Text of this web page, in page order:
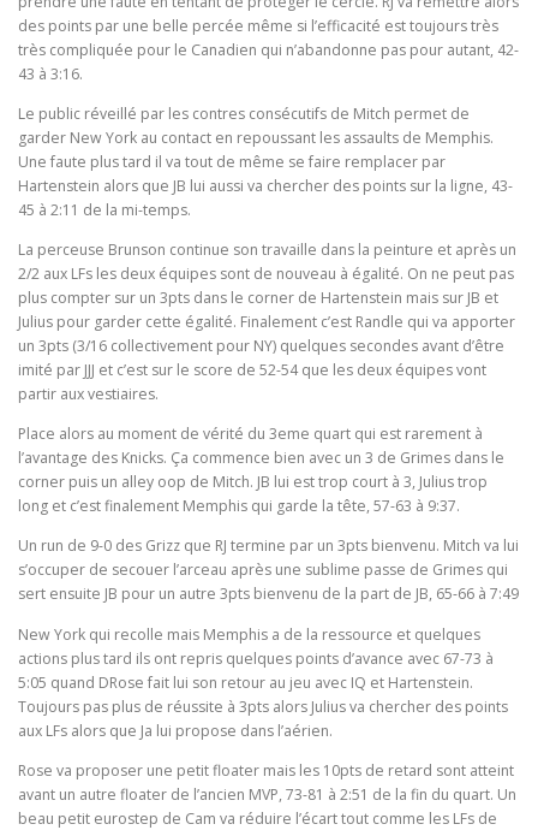
des points par une belle percée même si l’efficacité est toujours très
très compliquée pour le Canadien qui n’abandonne pas pour autant, 42-
43 à 3:16.
Le public réveillé par les contres consécutifs de Mitch permet de
garder New York au contact en repoussant les assaults de Memphis.
Une faute plus tard il va tout de même se faire remplacer par
Hartenstein alors que JB lui aussi va chercher des points sur la ligne, 43-
45 à 2:11 de la mi-temps.
La perceuse Brunson continue son travaille dans la peinture et après un
2/2 aux LFs les deux équipes sont de nouveau à égalité. On ne peut pas
plus compter sur un 3pts dans le corner de Hartenstein mais sur JB et
Julius pour garder cette égalité. Finalement c’est Randle qui va apporter
un 3pts (3/16 collectivement pour NY) quelques secondes avant d’être
imité par JJJ et c’est sur le score de 52-54 que les deux équipes vont
partir aux vestiaires.
Place alors au moment de vérité du 3eme quart qui est rarement à
l’avantage des Knicks. Ça commence bien avec un 3 de Grimes dans le
corner puis un alley oop de Mitch. JB lui est trop court à 3, Julius trop
long et c’est finalement Memphis qui garde la tête, 57-63 à 9:37.
Un run de 9-0 des Grizz que RJ termine par un 3pts bienvenu. Mitch va lui
s’occuper de secouer l’arceau après une sublime passe de Grimes qui
sert ensuite JB pour un autre 3pts bienvenu de la part de JB, 65-66 à 7:49
New York qui recolle mais Memphis a de la ressource et quelques
actions plus tard ils ont repris quelques points d’avance avec 67-73 à
5:05 quand DRose fait lui son retour au jeu avec IQ et Hartenstein.
Toujours pas plus de réussite à 3pts alors Julius va chercher des points
aux LFs alors que Ja lui propose dans l’aérien.
Rose va proposer une petit floater mais les 10pts de retard sont atteint
avant un autre floater de l’ancien MVP, 73-81 à 2:51 de la fin du quart. Un
beau petit eurostep de Cam va réduire l’écart tout comme les LFs de